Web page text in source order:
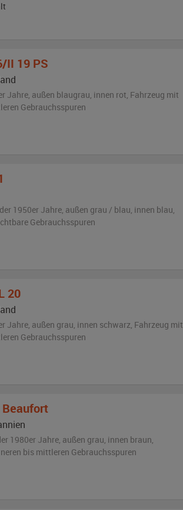
II 19 PS
Jahre, außen blaugrau, innen rot, Fahrzeug mit
Gebrauchsspuren
1950er Jahre, außen grau / blau, innen blau,
Gebrauchsspuren
20
Jahre, außen grau, innen schwarz, Fahrzeug mit
Gebrauchsspuren
Beaufort
1980er Jahre, außen grau, innen braun,
bis mittleren Gebrauchsspuren